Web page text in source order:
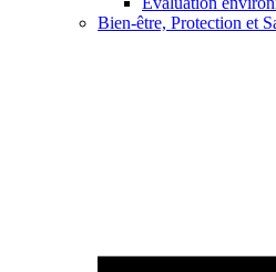
Bien-être, Protection et